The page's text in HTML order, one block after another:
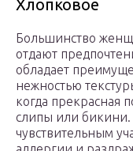
Хлопковое
Большинство
отдают
обладает
нежностью
когда прекрасная
слипы или бикини.
чувствительным